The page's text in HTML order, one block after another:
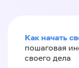
Как начать
пошаговая
своего дела